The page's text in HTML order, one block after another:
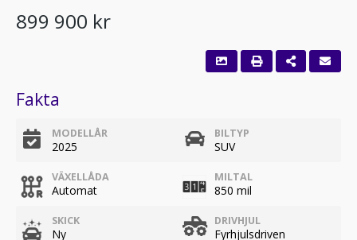
899 900 kr
Fakta
MODELLÅR
2025
BILTYP
SUV
VÄXELLÅDA
Automat
MILTAL
850 mil
SKICK
Ny
DRIVHJUL
Fyrhjulsdriven